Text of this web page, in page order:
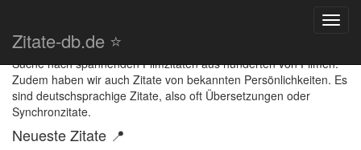
Zitate-db.de ⭐️
Filmzitate auf Zitate-db.de
Suche nach spannenden Filmzitaten aus hunderten von Filmen.
Zudem haben wir auch Zitate von bekannten Persönlichkeiten. Es
sind deutschsprachige Zitate, also oft Übersetzungen oder
Synchronzitate.
Neueste Zitate 📍